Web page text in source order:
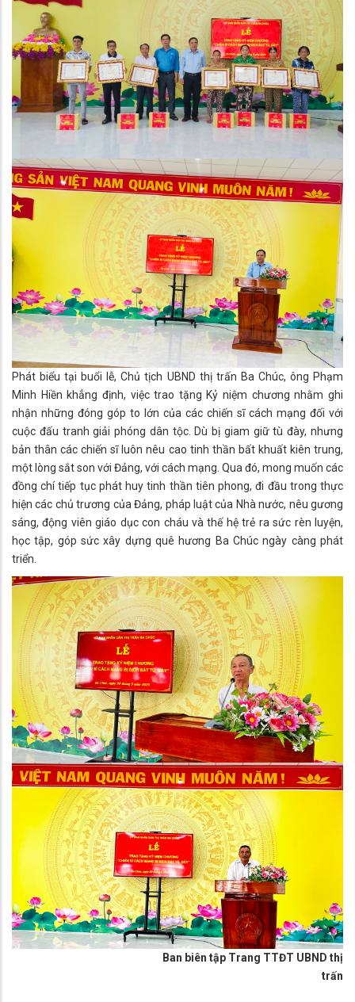
Phát biểu tại buổi lễ, Chủ tịch UBND thị trấn Ba Chúc, ông Phạm
Minh Hiền khẳng định, việc trao tặng Kỷ niệm chương nhằm ghi
nhận những đóng góp to lớn của các chiến sĩ cách mạng đối với
cuộc đấu tranh giải phóng dân tộc. Dù bị giam giữ tù đày, nhưng
bản thân các chiến sĩ luôn nêu cao tinh thần bất khuất kiên trung,
một lòng sắt son với Đảng, với cách mạng. Qua đó, mong muốn các
đồng chí tiếp tục phát huy tinh thần tiên phong, đi đầu trong thực
hiện các chủ trương của Đảng, pháp luật của Nhà nước, nêu gương
sáng, động viên giáo dục con cháu và thế hệ trẻ ra sức rèn luyện,
học tập, góp sức xây dựng quê hương Ba Chúc ngày càng phát
triển.
Ban biên tập Trang TTĐT UBND thị
trấn